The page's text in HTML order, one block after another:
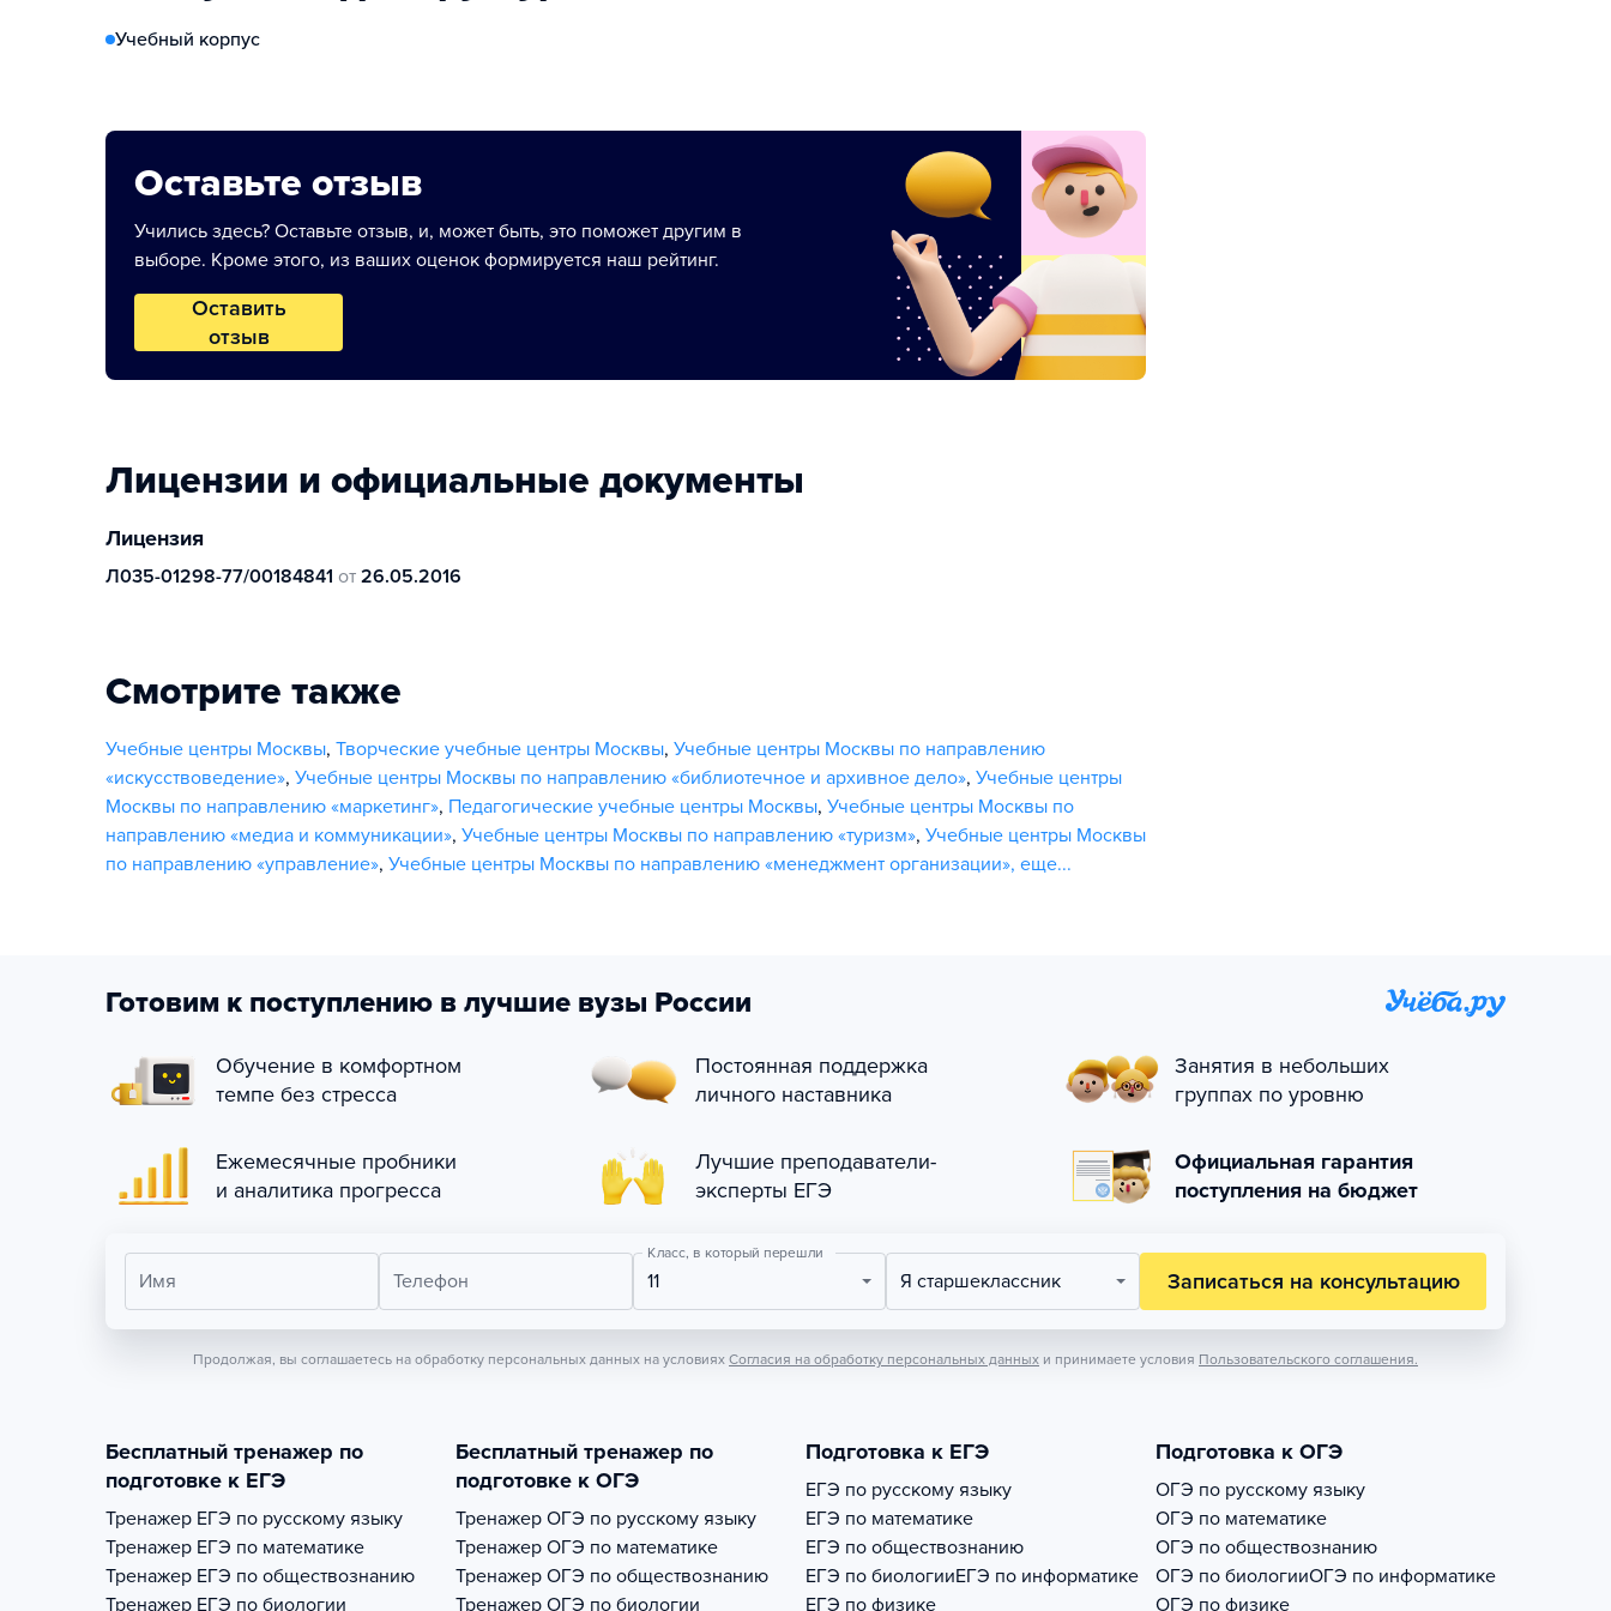
Учебный корпус
Оставьте отзыв
Учились здесь? Оставьте отзыв, и, может быть, это поможет другим в
выборе. Кроме этого, из ваших оценок формируется наш рейтинг.
Оставить
отзыв
Лицензии и официальные документы
Лицензия
Л035-01298-77/00184841 от 26.05.2016
Смотрите также
Учебные центры Москвы, Творческие учебные центры Москвы, Учебные центры Москвы по направлению
«искусствоведение», Учебные центры Москвы по направлению «библиотечное и архивное дело», Учебные центры
Москвы по направлению «маркетинг», Педагогические учебные центры Москвы, Учебные центры Москвы по
направлению «медиа и коммуникации», Учебные центры Москвы по направлению «туризм», Учебные центры Москвы
по направлению «управление», Учебные центры Москвы по направлению «менеджмент организации», еще...
Готовим к поступлению в лучшие вузы России
Обучение в комфортном
темпе без стресса
Постоянная поддержка
личного наставника
Занятия в небольших
группах по уровню
Ежемесячные пробники
и аналитика прогресса
Лучшие преподаватели-
эксперты ЕГЭ
Официальная гарантия
поступления на бюджет
Имя Телефон
Класс, в который перешли
11 Я старшеклассник Записаться на консультацию
Продолжая, вы соглашаетесь на обработку персональных данных на условиях Согласия на обработку персональных данных и принимаете условия Пользовательского соглашения.
Бесплатный тренажер по
подготовке к ЕГЭ
Тренажер ЕГЭ по русскому языку
Тренажер ЕГЭ по математике
Тренажер ЕГЭ по обществознанию
Тренажер ЕГЭ по биологии
Бесплатный тренажер по
подготовке к ОГЭ
Тренажер ОГЭ по русскому языку
Тренажер ОГЭ по математике
Тренажер ОГЭ по обществознанию
Тренажер ОГЭ по биологии
Подготовка к ЕГЭ
ЕГЭ по русскому языку
ЕГЭ по математике
ЕГЭ по обществознанию
ЕГЭ по биологииЕГЭ по информатике
ЕГЭ по физике
Подготовка к ОГЭ
ОГЭ по русскому языку
ОГЭ по математике
ОГЭ по обществознанию
ОГЭ по биологииОГЭ по информатике
ОГЭ по физике